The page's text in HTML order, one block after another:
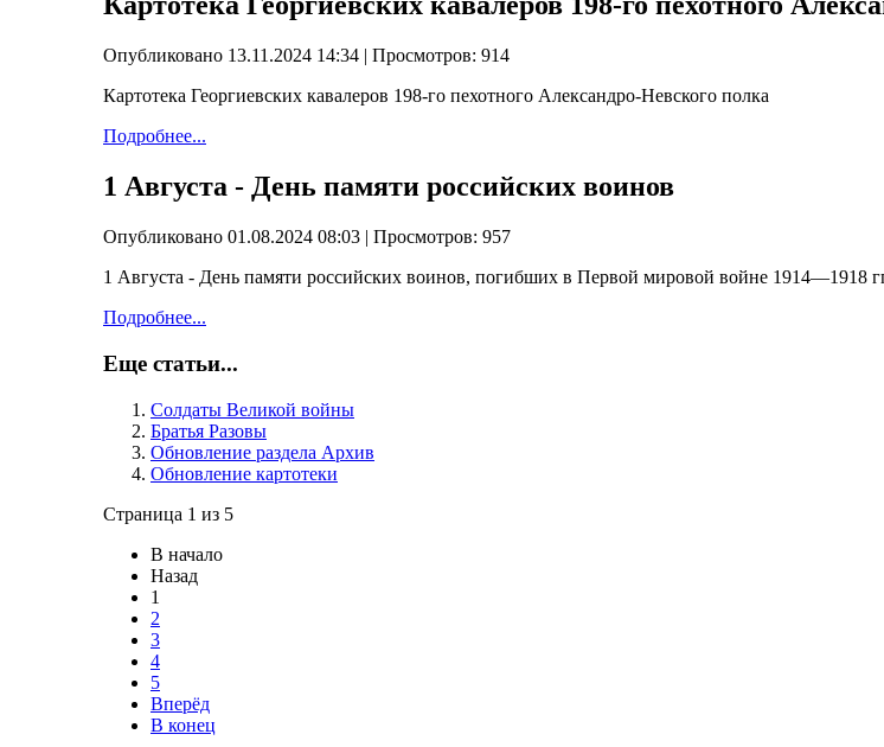
Опубликовано 13.11.2024 14:34 | Просмотров: 914
Картотека Георгиевских кавалеров 198-го пехотного Александро-Невского полка
Подробнее...
1 Августа - День памяти российских воинов
Опубликовано 01.08.2024 08:03 | Просмотров: 957
1 Августа - День памяти российских воинов, погибших в Первой мировой войне 1914—1918
Подробнее...
Еще статьи...
Солдаты Великой войны
Братья Разовы
Обновление раздела Архив
Обновление картотеки
Страница 1 из 5
В начало
Назад
1
2
3
4
5
Вперёд
В конец